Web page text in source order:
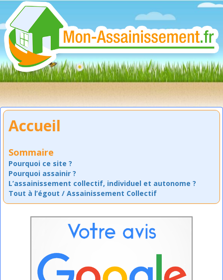
Accueil
Sommaire
Pourquoi ce site ?
Pourquoi assainir ?
L’assainissement collectif, individuel et autonome ?
Tout à l’égout / Assainissement Collectif